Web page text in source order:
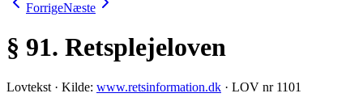
ForrigeNæste
§ 91. Retsplejeloven
Lovtekst · Kilde: www.retsinformation.dk · LOV nr 1101